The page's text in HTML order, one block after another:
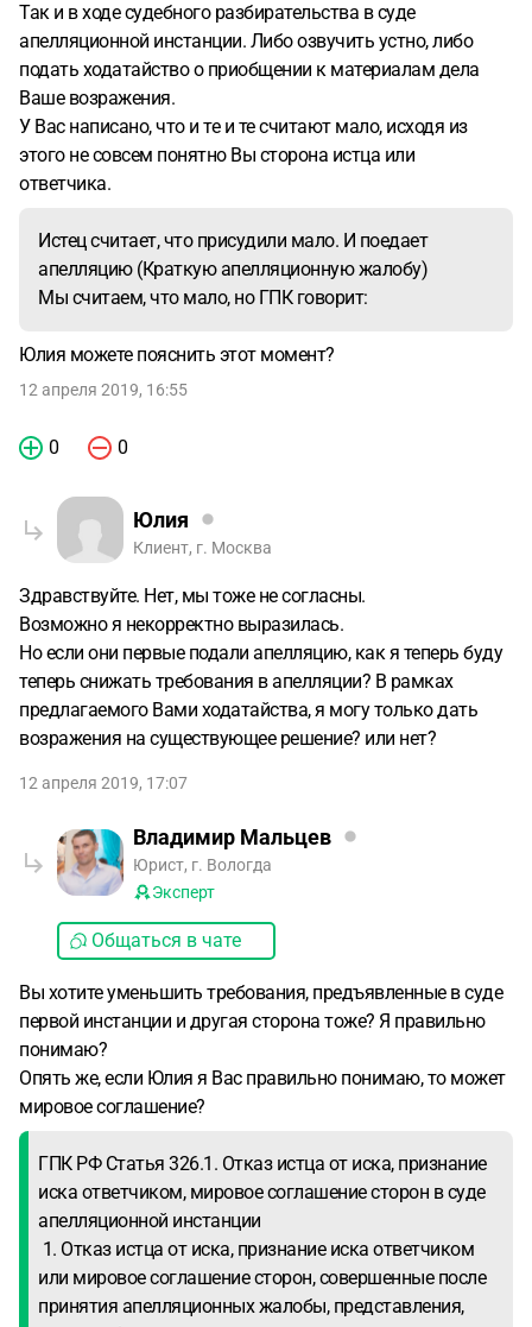
Так и в ходе судебного разбирательства в суде
апелляционной инстанции. Либо озвучить устно, либо
подать ходатайство о приобщении к материалам дела
Ваше возражения.
У Вас написано, что и те и те считают мало, исходя из
этого не совсем понятно Вы сторона истца или
ответчика.
Истец считает, что присудили мало. И поедает
апелляцию (Краткую апелляционную жалобу)
Мы считаем, что мало, но ГПК говорит:
Юлия можете пояснить этот момент?
12 апреля 2019, 16:55
0 0
Юлия
Клиент, г. Москва
Здравствуйте. Нет, мы тоже не согласны.
Возможно я некорректно выразилась.
Но если они первые подали апелляцию, как я теперь буду
теперь снижать требования в апелляции? В рамках
предлагаемого Вами ходатайства, я могу только дать
возражения на существующее решение? или нет?
12 апреля 2019, 17:07
Владимир Мальцев
Юрист, г. Вологда
Эксперт
Общаться в чате
Вы хотите уменьшить требования, предъявленные в суде
первой инстанции и другая сторона тоже? Я правильно
понимаю?
Опять же, если Юлия я Вас правильно понимаю, то может
мировое соглашение?
ГПК РФ Статья 326.1. Отказ истца от иска, признание
иска ответчиком, мировое соглашение сторон в суде
апелляционной инстанции
1. Отказ истца от иска, признание иска ответчиком
или мировое соглашение сторон, совершенные после
принятия апелляционных жалобы, представления,